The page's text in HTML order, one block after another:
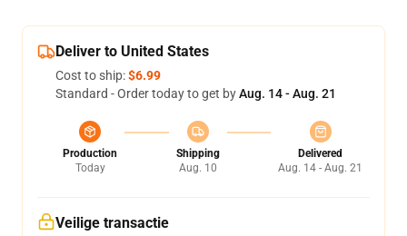
Deliver to United States
Cost to ship:$6.99
Standard - Order today to get byAug. 14 - Aug. 21
Production
Today
Shipping
Aug. 10
Delivered
Aug. 14 - Aug. 21
Veilige transactie